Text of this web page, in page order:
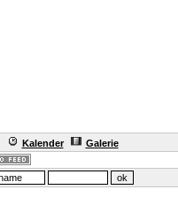
Kalender Galerie